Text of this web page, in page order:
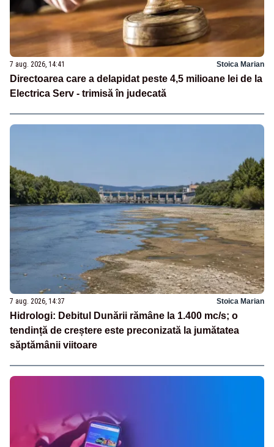
7 aug. 2026, 14:41 Stoica Marian
Directoarea care a delapidat peste 4,5 milioane lei de la
Electrica Serv - trimisă în judecată
7 aug. 2026, 14:37 Stoica Marian
Hidrologi: Debitul Dunării rămâne la 1.400 mc/s; o
tendință de creștere este preconizată la jumătatea
săptămânii viitoare